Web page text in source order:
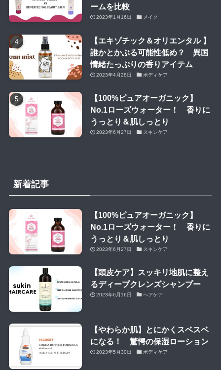
ームを比較
2023年1月16日 メイク
【エキゾチック＆オリエンタル 】
誰かとかぶる可能性低め？ 異国
情緒たっぷりの香りアイテム
2023年4月28日 ボディケア
【100%ピュアオーガニック】
No.1ローズウォーター！ 香りに
うっとり＆肌しっとり
2023年6月27日 スキンケア
新着記事
【100%ピュアオーガニック】
No.1ローズウォーター！ 香りに
うっとり＆肌しっとり
2023年6月27日 スキンケア
【頭皮ケア】スッキリ地肌に整え
るディープクレンズシャンプー
2023年6月16日 ヘアケア
【やわらか肌】とにかくスベスベ
になる！ 驚愕の保湿ローション
2023年5月30日 ボディケア